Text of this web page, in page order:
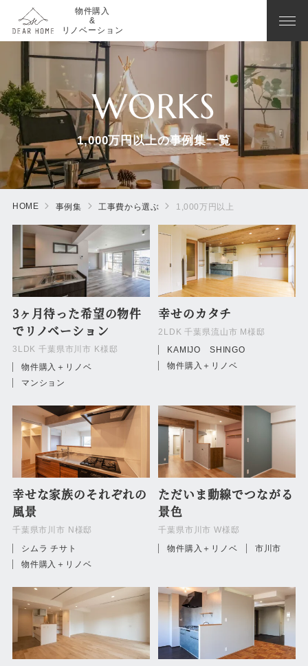
物件購入
&
リノベーション
WORKS
1,000万円以上の事例集一覧
HOME 事例集 工事費から選ぶ 1,000万円以上
3ヶ月待った希望の物件
でリノベーション
3LDK 千葉県市川市 K様邸
物件購入＋リノベ
マンション
幸せのカタチ
2LDK 千葉県流山市 M様邸
KAMIJO SHINGO
物件購入＋リノベ
幸せな家族のそれぞれの
風景
千葉県市川市 N様邸
シムラ チサト
物件購入＋リノベ
ただいま動線でつながる
景色
千葉県市川市 W様邸
物件購入＋リノベ
市川市